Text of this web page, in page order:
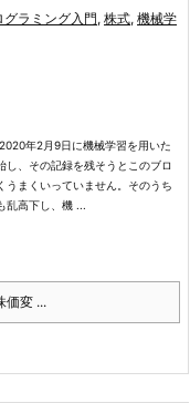
グラミング入門, 株式, 機械学
2020年2月9日に機械学習を用いた
し、その記録を残そうとこのブロ
まくいっていません。 そのうち
乱高下し、機 ...
価変 ...